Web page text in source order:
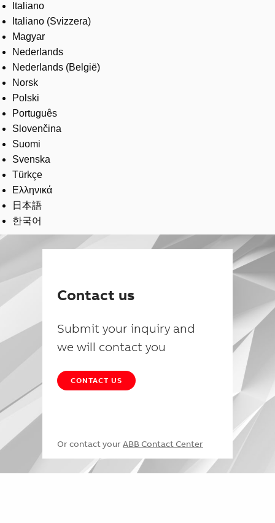
Italiano
Italiano (Svizzera)
Magyar
Nederlands
Nederlands (België)
Norsk
Polski
Português
Slovenčina
Suomi
Svenska
Türkçe
Ελληνικά
日本語
한국어
Contact us
Submit your inquiry and
we will contact you
CONTACT US
Or contact your ABB Contact Center